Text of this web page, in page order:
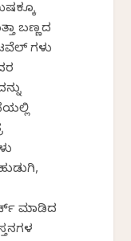
ಬಣ್ಣದ
ಗಳು
ಮಾಡಿದ